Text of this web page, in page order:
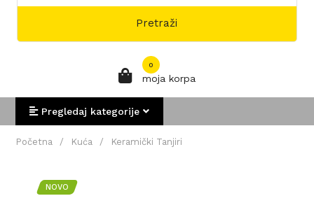
Pretraži
0
moja korpa
Pregledaj kategorije
Početna / Kuća / Keramički Tanjiri
NOVO